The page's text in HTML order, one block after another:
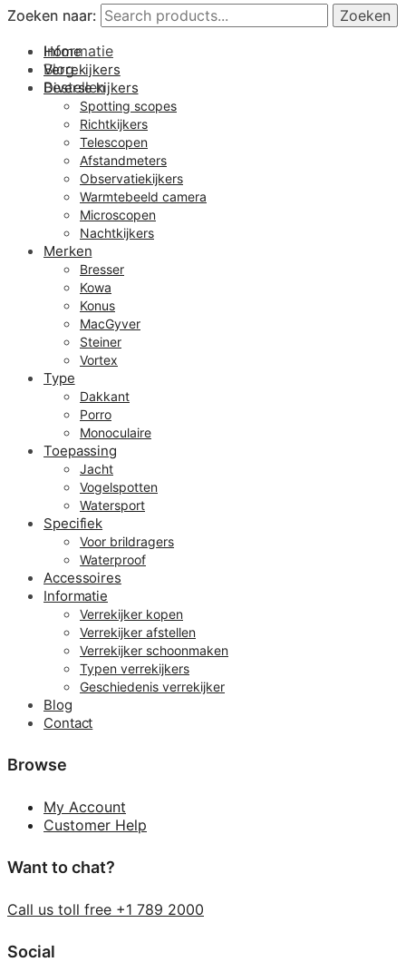
Zoeken naar:
Zoeken
Informatie
Blog
Bestellen
Zoeken naar: Zoeken
Home
Verrekijkers
Diverse kijkers
Spotting scopes
Richtkijkers
Telescopen
Afstandmeters
Observatiekijkers
Warmtebeeld camera
Microscopen
Nachtkijkers
Merken
Bresser
Kowa
Konus
MacGyver
Steiner
Vortex
Type
Dakkant
Porro
Monoculaire
Toepassing
Jacht
Vogelspotten
Watersport
Specifiek
Voor brildragers
Waterproof
Accessoires
Informatie
Verrekijker kopen
Verrekijker afstellen
Verrekijker schoonmaken
Typen verrekijkers
Geschiedenis verrekijker
Blog
Contact
Browse
My Account
Customer Help
Want to chat?
Call us toll free +1 789 2000
Social